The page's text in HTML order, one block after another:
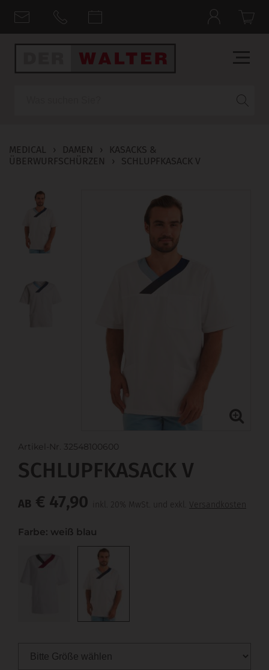
MEDICAL › DAMEN ›
KASACKS &
ÜBERWURFSCHÜRZEN
› SCHLUPFKASACK V
Artikel-Nr. 32548100600
SCHLUPFKASACK V
AB € 47,90 inkl. 20% MwSt. und exkl. Versandkosten
Farbe: weiß blau